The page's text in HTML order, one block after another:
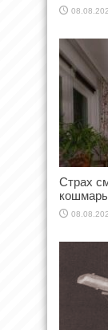
Страх